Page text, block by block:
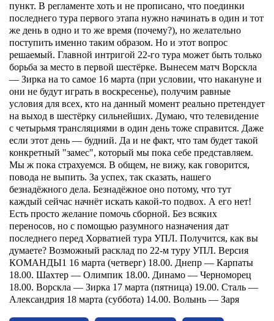
пункт. В регламенте хоть и не прописано, что поединки
последнего тура первого этапа нужно начинать в один и тот
же день в одно и то же время (почему?), но желательно
поступить именно таким образом. Но и этот вопрос
решаемый. Главной интригой 22-го тура может быть только
борьба за место в первой шестёрке. Вынесем матч Ворскла
— Зирка на то самое 16 марта (при условии, что накануне и
они не будут играть в воскресенье), получим равные
условия для всех, кто на данный момент реально претендует
на выход в шестёрку сильнейших. Думаю, что телевидение
с четырьмя трансляциями в один день тоже справится. Даже
если этот день — будний. Да и не факт, что там будет такой
конкретный "замес", который мы пока себе представляем.
Мы ж пока страхуемся. В общем, не вижу, как говорится,
повода не выпить. За успех, так сказать, нашего
безнадёжного дела. Безнадёжное оно потому, что тут
каждый сейчас начнёт искать какой-то подвох. А его нет!
Есть просто желание помочь сборной. Без всяких
переносов, но с помощью разумного назначения дат
последнего перед Хорватией тура УПЛ. Получится, как вы
думаете? Возможный расклад по 22-м туру УПЛ. Версия
КОМАНДЫ1 16 марта (четверг) 18.00. Днепр — Карпаты
18.00. Шахтер — Олимпик 18.00. Динамо — Черноморец
18.00. Ворскла — Зирка 17 марта (пятница) 19.00. Сталь —
Александрия 18 марта (суббота) 14.00. Волынь — Заря